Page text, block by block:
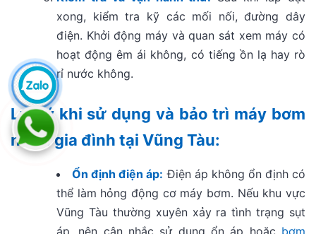
xong, kiểm tra kỹ các mối nối, đường dây
điện. Khởi động máy và quan sát xem máy có
hoạt động êm ái không, có tiếng ồn lạ hay rò
rỉ nước không.
Lưu ý khi sử dụng và bảo trì máy bơm
nước gia đình tại Vũng Tàu:
Ổn định điện áp: Điện áp không ổn định có
thể làm hỏng động cơ máy bơm. Nếu khu vực
Vũng Tàu thường xuyên xảy ra tình trạng sụt